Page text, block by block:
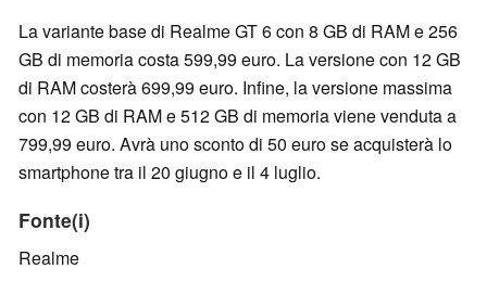
La variante base di Realme GT 6 con 8 GB di RAM e 256
GB di memoria costa 599,99 euro. La versione con 12 GB
di RAM costerà 699,99 euro. Infine, la versione massima
con 12 GB di RAM e 512 GB di memoria viene venduta a
799,99 euro. Avrà uno sconto di 50 euro se acquisterà lo
smartphone tra il 20 giugno e il 4 luglio.
Fonte(i)
Realme